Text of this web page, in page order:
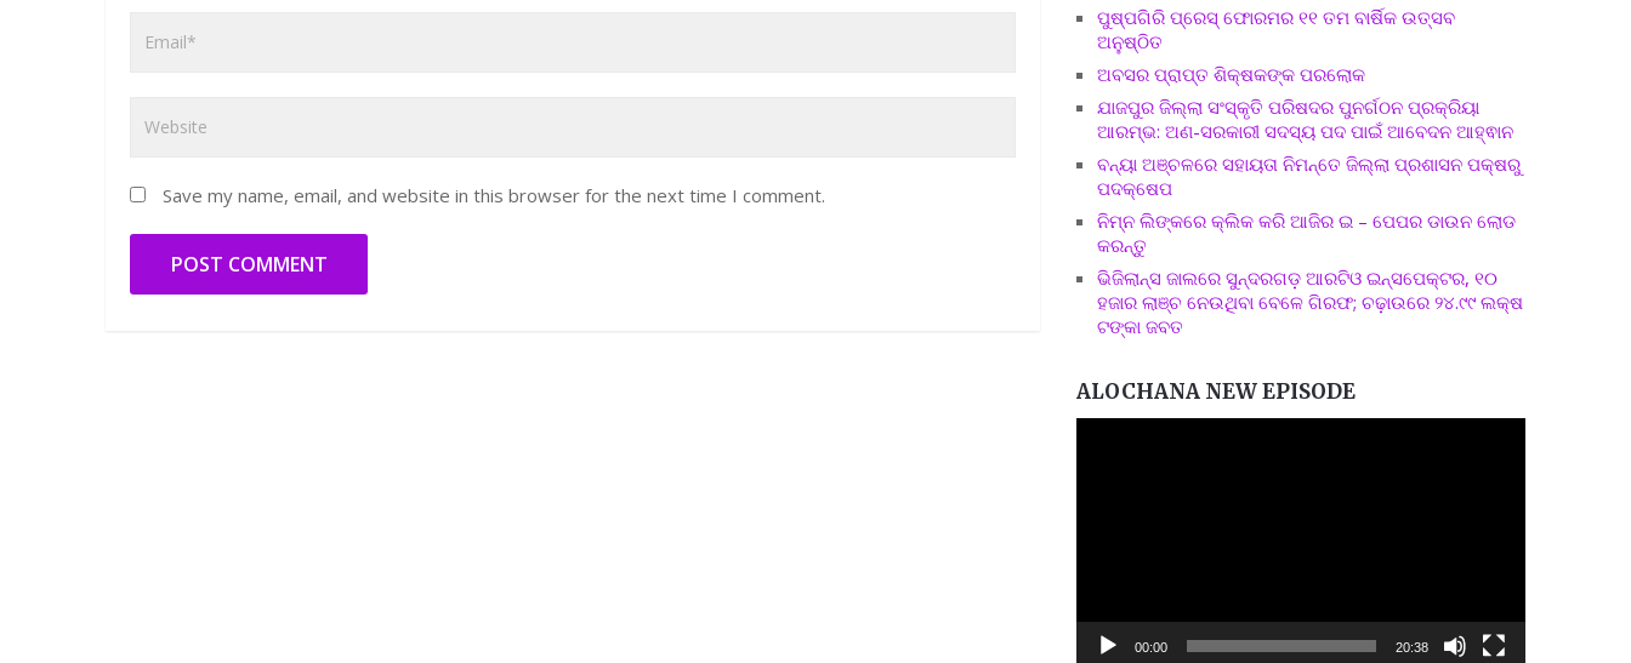
Save my name, email, and website in this browser for the next time I comment.
ପୁଷ୍ପଗିରି ପ୍ରେସ୍ ଫୋରମର ୧୧ ତମ ବାର୍ଷିକ ଉତ୍ସବ
ଅନୁଷ୍ଠିତ
ଅବସର ପ୍ରାପ୍ତ ଶିକ୍ଷକଙ୍କ ପରଲୋକ
ଯାଜପୁର ଜିଲ୍ଲା ସଂସ୍କୃତି ପରିଷଦର ପୁନର୍ଗଠନ ପ୍ରକ୍ରିୟା
ଆରମ୍ଭ: ଅଣ-ସରକାରୀ ସଦସ୍ୟ ପଦ ପାଇଁ ଆବେଦନ ଆହ୍ଵାନ
ବନ୍ୟା ଅଞ୍ଚଳରେ ସହାୟତା ନିମନ୍ତେ ଜିଲ୍ଲା ପ୍ରଶାସନ ପକ୍ଷରୁ
ପଦକ୍ଷେପ
ନିମ୍ନ ଲିଙ୍କରେ କ୍ଲିକ କରି ଆଜିର ଇ – ପେପର ଡାଉନ ଲୋଡ
କରନ୍ତୁ
ଭିଜିଲାନ୍ସ ଜାଲରେ ସୁନ୍ଦରଗଡ଼ ଆରଟିଓ ଇନ୍ସପେକ୍ଟର, ୧୦
ହଜାର ଲାଞ୍ଚ ନେଉଥିବା ବେଳେ ଗିରଫ; ଚଢ଼ାଉରେ ୨୪.୯୯ ଲକ୍ଷ
ଟଙ୍କା ଜବତ
ALOCHANA NEW EPISODE
00:00 20:38